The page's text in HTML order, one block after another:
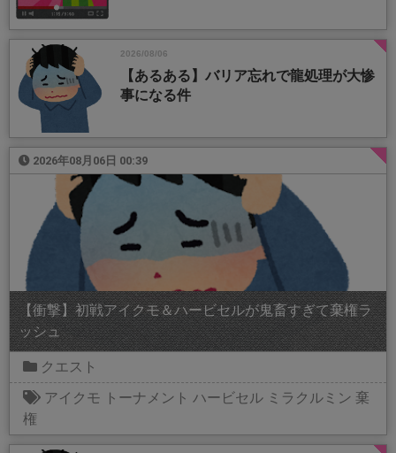
2026/08/06
【あるある】バリア忘れで龍処理が大惨
事になる件
2026年08月06日 00:39
【衝撃】初戦アイクモ＆ハービセルが鬼畜すぎて棄権ラ
ッシュ
クエスト
アイクモ トーナメント ハービセル ミラクルミン 棄
権